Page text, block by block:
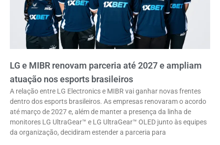
LG e MIBR renovam parceria até 2027 e ampliam
atuação nos esports brasileiros
A relação entre LG Electronics e MIBR vai ganhar novas frentes
dentro dos esports brasileiros. As empresas renovaram o acordo
até março de 2027 e, além de manter a presença da linha de
monitores LG UltraGear™ e LG UltraGear™ OLED junto às equipes
da organização, decidiram estender a parceria para